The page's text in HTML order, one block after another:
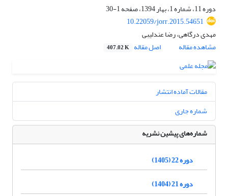
دوره 11، شماره 1، بهار 1394، صفحه
1-30
10.22059/jorr.2015.54651
مهدی درگاهی، رضا عندلیبی
مشاهده مقاله
اصل مقاله 407.02 K
مقالات آماده انتشار
شماره جاری
شماره‌های پیشین نشریه
دوره 22 (1405)
دوره 21 (1404)